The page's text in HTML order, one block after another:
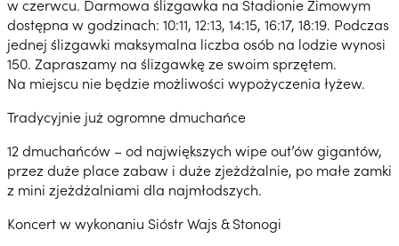
w czerwcu. Darmowa ślizgawka na Stadionie Zimowym
dostępna w godzinach: 10:11, 12:13, 14:15, 16:17, 18:19. Podczas
jednej ślizgawki maksymalna liczba osób na lodzie wynosi
150. Zapraszamy na ślizgawkę ze swoim sprzętem.
Na miejscu nie będzie możliwości wypożyczenia łyżew.
Tradycyjnie już ogromne dmuchańce
12 dmuchańców – od największych wipe out’ów gigantów,
przez duże place zabaw i duże zjeżdżalnie, po małe zamki
z mini zjeżdżalniami dla najmłodszych.
Koncert w wykonaniu Sióstr Wajs & Stonogi